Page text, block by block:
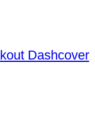
Dashcover